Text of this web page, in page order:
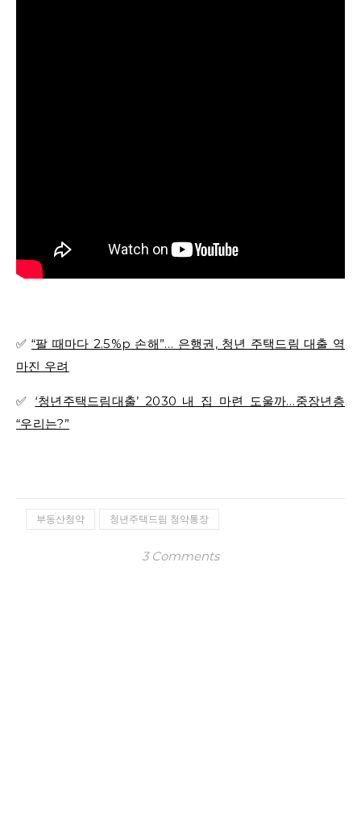
✅“팔 때마다 2.5%p 손해”… 은행권, 청년 주택드림 대출 역
마진 우려
✅ ‘청년주택드림대출’ 2030 내 집 마련 도울까…중장년층
“우리는?”
부동산청약 청년주택드림 청약통장
3 Comments